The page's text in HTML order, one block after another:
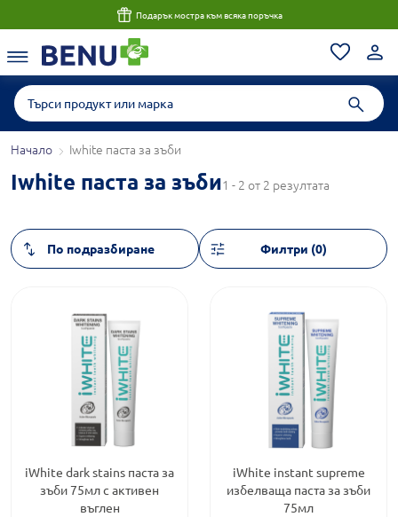
Подарък мостра към всяка поръчка
Начало Iwhite паста за зъби
Iwhite паста за зъби1 - 2 от 2 резултата
Филтри (0)
iWhite dark stains паста за
зъби 75мл с активен
въглен
iWhite instant supreme
избелваща паста за зъби
75мл